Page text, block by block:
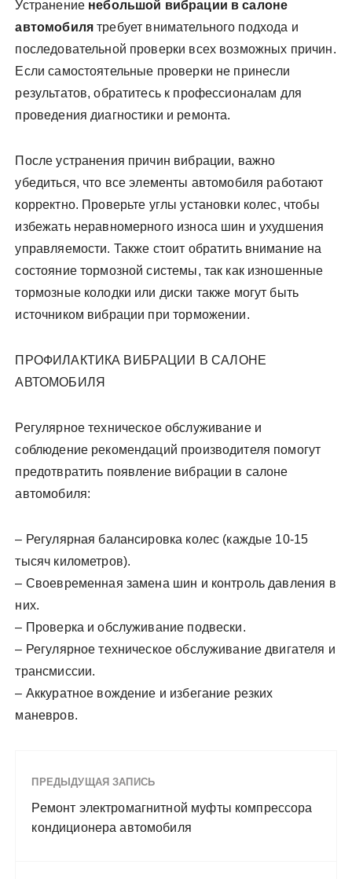
Устранение небольшой вибрации в салоне
автомобиля требует внимательного подхода и
последовательной проверки всех возможных причин.
Если самостоятельные проверки не принесли
результатов, обратитесь к профессионалам для
проведения диагностики и ремонта.
После устранения причин вибрации, важно
убедиться, что все элементы автомобиля работают
корректно. Проверьте углы установки колес, чтобы
избежать неравномерного износа шин и ухудшения
управляемости. Также стоит обратить внимание на
состояние тормозной системы, так как изношенные
тормозные колодки или диски также могут быть
источником вибрации при торможении.
ПРОФИЛАКТИКА ВИБРАЦИИ В САЛОНЕ
АВТОМОБИЛЯ
Регулярное техническое обслуживание и
соблюдение рекомендаций производителя помогут
предотвратить появление вибрации в салоне
автомобиля:
– Регулярная балансировка колес (каждые 10-15
тысяч километров).
– Своевременная замена шин и контроль давления в
них.
– Проверка и обслуживание подвески.
– Регулярное техническое обслуживание двигателя и
трансмиссии.
– Аккуратное вождение и избегание резких
маневров.
ПРЕДЫДУЩАЯ ЗАПИСЬ
Ремонт электромагнитной муфты компрессора
кондиционера автомобиля